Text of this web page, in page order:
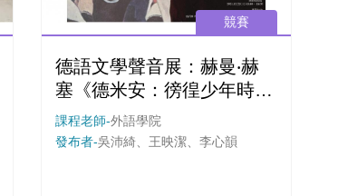
競賽
德語文學聲音展：赫曼‧赫
塞《德米安：徬徨少年時》
（平面設計組）
課程老師-外語學院
發布者-吳沛綺、王映潔、李心韻